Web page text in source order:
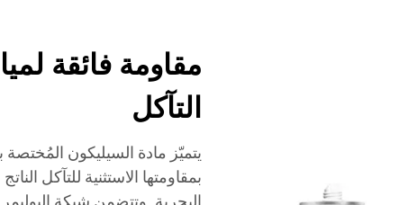
مقاومة فائقة
التآكل
يتميّز مادة السيليكون المُختصة
بمقاومتها الاستثنية للتآكل
البحرية. وتتضمن شبكة